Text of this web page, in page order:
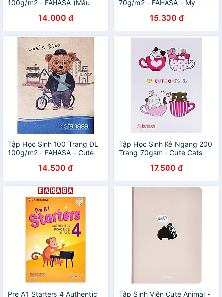
100g/m2 - FAHASA (Mẫu
14.000 đ
70g/m2 - FAHASA - My
15.300 đ
Tập Học Sinh 100 Trang ĐL
100g/m2 - FAHASA - Cute
14.500 đ
Tập Học Sinh Kẻ Ngang 200
Trang 70gsm - Cute Cats
17.500 đ
Pre A1 Starters 4 Authentic
Tập Sinh Viên Cute Animal -